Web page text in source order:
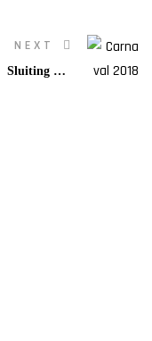
NEXT
Sluiting met